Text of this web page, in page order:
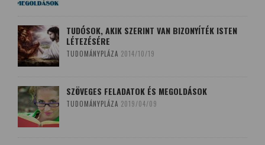
TUDÓSOK, AKIK SZERINT VAN BIZONYÍTÉK ISTEN
LÉTEZÉSÉRE
TUDOMÁNYPLÁZA 2014/10/19
SZÖVEGES FELADATOK ÉS MEGOLDÁSOK
TUDOMÁNYPLÁZA 2019/04/09